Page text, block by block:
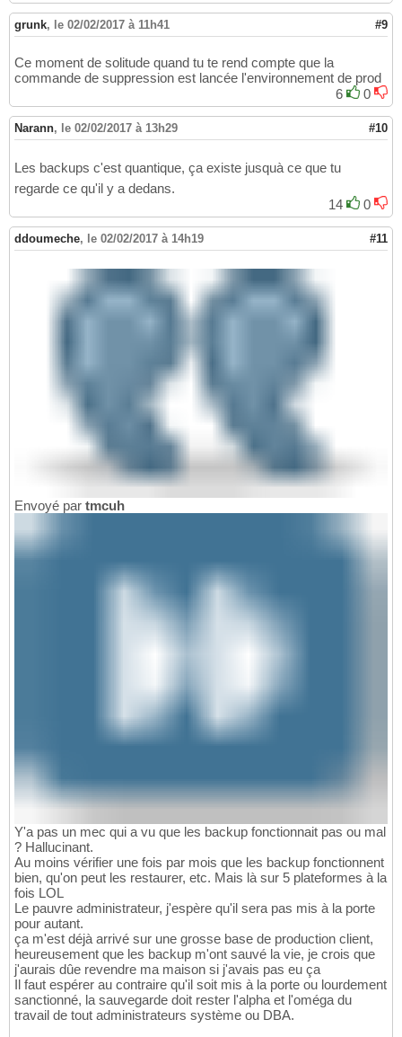
grunk, le 02/02/2017 à 11h41 #9
Ce moment de solitude quand tu te rend compte que la
commande de suppression est lancée l'environnement de prod
6
0
Narann, le 02/02/2017 à 13h29 #10
Les backups c'est quantique, ça existe jusquà ce que tu
regarde ce qu'il y a dedans.
14
0
ddoumeche, le 02/02/2017 à 14h19 #11
Envoyé par tmcuh
Y'a pas un mec qui a vu que les backup fonctionnait pas ou mal
? Hallucinant.
Au moins vérifier une fois par mois que les backup fonctionnent
bien, qu'on peut les restaurer, etc. Mais là sur 5 plateformes à la
fois LOL
Le pauvre administrateur, j'espère qu'il sera pas mis à la porte
pour autant.
ça m'est déjà arrivé sur une grosse base de production client,
heureusement que les backup m'ont sauvé la vie, je crois que
j'aurais dûe revendre ma maison si j'avais pas eu ça
Il faut espérer au contraire qu'il soit mis à la porte ou lourdement
sanctionné, la sauvegarde doit rester l'alpha et l'oméga du
travail de tout administrateurs système ou DBA.